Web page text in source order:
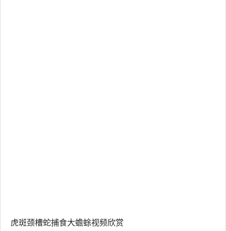
虎斑颈槽蛇捕食大蟾蜍视频欣赏